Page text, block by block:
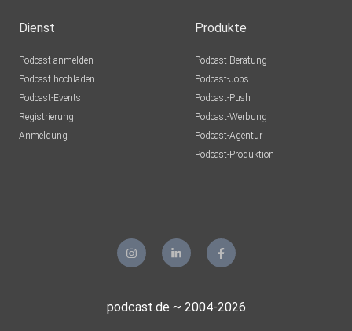
Dienst
Podcast anmelden
Podcast hochladen
Podcast-Events
Registrierung
Anmeldung
Produkte
Podcast-Beratung
Podcast-Jobs
Podcast-Push
Podcast-Werbung
Podcast-Agentur
Podcast-Produktion
podcast.de ~ 2004-2026